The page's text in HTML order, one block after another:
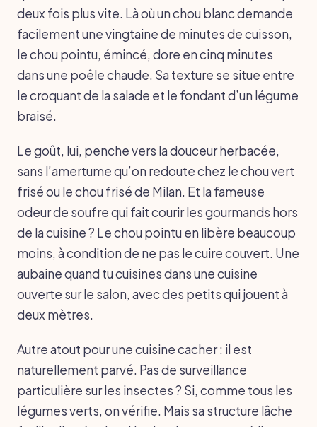
deux fois plus vite. Là où un chou blanc demande
facilement une vingtaine de minutes de cuisson,
le chou pointu, émincé, dore en cinq minutes
dans une poêle chaude. Sa texture se situe entre
le croquant de la salade et le fondant d’un légume
braisé.
Le goût, lui, penche vers la douceur herbacée,
sans l’amertume qu’on redoute chez le chou vert
frisé ou le chou frisé de Milan. Et la fameuse
odeur de soufre qui fait courir les gourmands hors
de la cuisine ? Le chou pointu en libère beaucoup
moins, à condition de ne pas le cuire couvert. Une
aubaine quand tu cuisines dans une cuisine
ouverte sur le salon, avec des petits qui jouent à
deux mètres.
Autre atout pour une cuisine cacher : il est
naturellement parvé. Pas de surveillance
particulière sur les insectes ? Si, comme tous les
légumes verts, on vérifie. Mais sa structure lâche